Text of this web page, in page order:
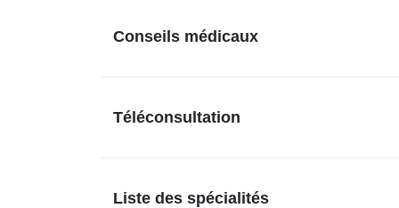
Conseils médicaux
Téléconsultation
Liste des spécialités